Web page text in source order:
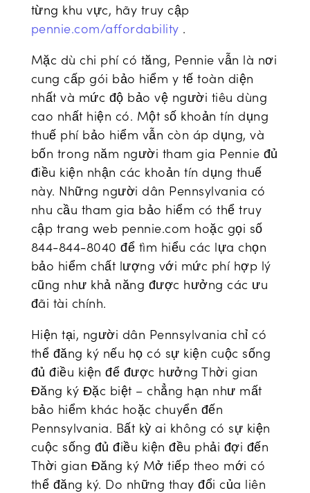
từng khu vực, hãy truy cập
pennie.com/affordability .
Mặc dù chi phí có tăng, Pennie vẫn là nơi
cung cấp gói bảo hiểm y tế toàn diện
nhất và mức độ bảo vệ người tiêu dùng
cao nhất hiện có. Một số khoản tín dụng
thuế phí bảo hiểm vẫn còn áp dụng, và
bốn trong năm người tham gia Pennie đủ
điều kiện nhận các khoản tín dụng thuế
này. Những người dân Pennsylvania có
nhu cầu tham gia bảo hiểm có thể truy
cập trang web pennie.com hoặc gọi số
844-844-8040 để tìm hiểu các lựa chọn
bảo hiểm chất lượng với mức phí hợp lý
cũng như khả năng được hưởng các ưu
đãi tài chính.
Hiện tại, người dân Pennsylvania chỉ có
thể đăng ký nếu họ có sự kiện cuộc sống
đủ điều kiện để được hưởng Thời gian
Đăng ký Đặc biệt – chẳng hạn như mất
bảo hiểm khác hoặc chuyển đến
Pennsylvania. Bất kỳ ai không có sự kiện
cuộc sống đủ điều kiện đều phải đợi đến
Thời gian Đăng ký Mở tiếp theo mới có
thể đăng ký. Do những thay đổi của liên